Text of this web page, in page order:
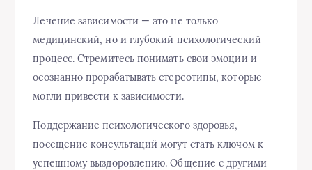
Лечение зависимости — это не только
медицинский, но и глубокий психологический
процесс. Стремитесь понимать свои эмоции и
осознанно прорабатывать стереотипы, которые
могли привести к зависимости.
Поддержание психологического здоровья,
посещение консультаций могут стать ключом к
успешному выздоровлению. Общение с другими